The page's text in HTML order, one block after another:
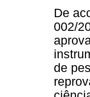
De
002/
de